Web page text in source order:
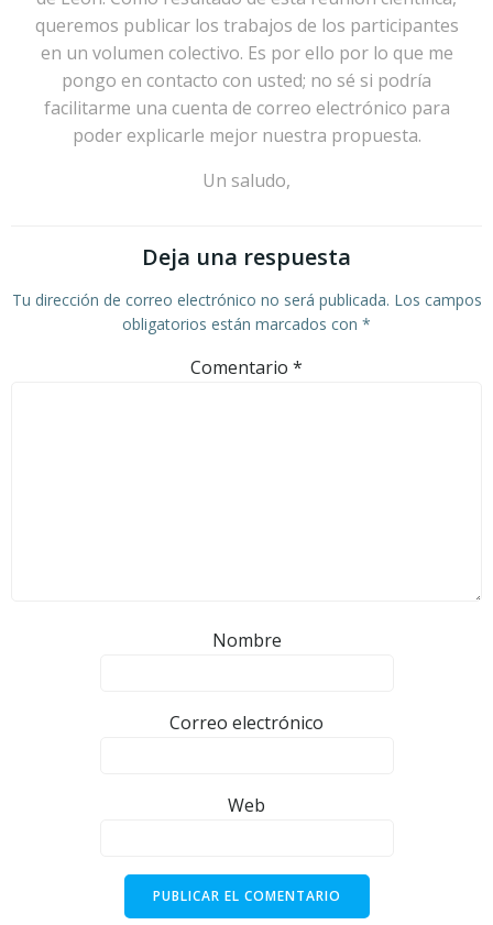
queremos publicar los trabajos de los participantes
en un volumen colectivo. Es por ello por lo que me
pongo en contacto con usted; no sé si podría
facilitarme una cuenta de correo electrónico para
poder explicarle mejor nuestra propuesta.
Un saludo,
Deja una respuesta
Tu dirección de correo electrónico no será publicada. Los campos
obligatorios están marcados con *
Comentario *
Nombre
Correo electrónico
Web